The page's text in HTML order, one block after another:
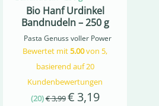
Bio Hanf Urdinkel
Bandnudeln – 250 g
Pasta Genuss voller Power
Bewertet mit5.00von 5,
basierend auf20
Kundenbewertungen
(20)€3,99Ursprünglicher
€3,19Aktueller